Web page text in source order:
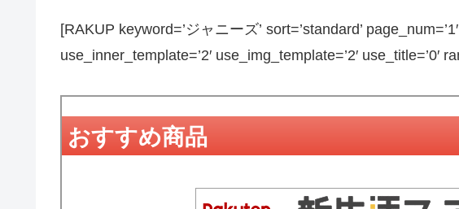
[RAKUP keyword=’ジャニーズ’ sort=’standard’
use_inner_template=’2′ use_img_template=’2′ use_title=’0′